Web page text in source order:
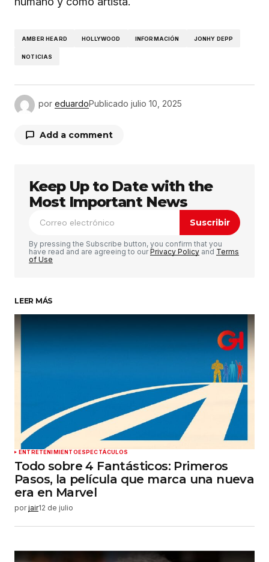
AMBER HEARD HOLLYWOOD INFORMACIÓN JONHY DEPP
NOTICIAS
por eduardoPublicado julio 10, 2025
Add a comment
Tu dirección de correo electrónico no será
publicada. Los campos obligatorios están
marcados con*
Comentario *
Su nombre*
Guardar mi nombre, correo electrónico y sitio
web en este navegador para la próxima vez que
haga un comentario.
Enviar comentario
Keep Up to Date with the
Most Important News
Suscribir
By pressing the Subscribe button, you confirm that you
have read and are agreeing to ourPrivacy Policy and Terms
of Use
LEER MÁS
ENTRETENIMIENTOESPECTÁCULOS
Todo sobre 4 Fantásticos: Primeros
Pasos, la película que marca una nueva
era en Marvel
por jair12 de julio